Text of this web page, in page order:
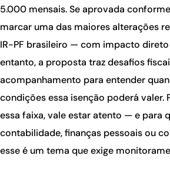
5.000 mensais. Se aprovada
marcar uma das maiores alterações
IR-PF brasileiro — com impacto direto
entanto, a proposta traz desafios
acompanhamento para entender
condições essa isenção poderá valer.
essa faixa, vale estar atento — e para
contabilidade, finanças pessoais ou
esse é um tema que exige